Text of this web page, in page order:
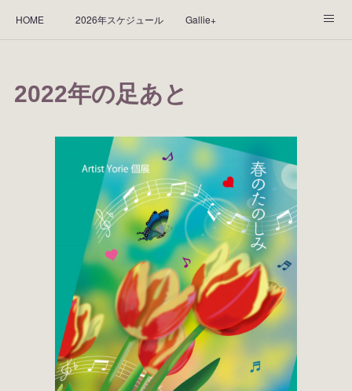
HOME 2026年スケジュール Gallie+
WORKS CGArt作品って？
“Kasane Style Art”って？ Yorie's Tapestry Yorie's Goods
作品のレンタルについて 2025年足跡
2023*足跡 2022年の足あと
2020年あしあと 2019年足あと
2018年あしあと
2022年の足あと